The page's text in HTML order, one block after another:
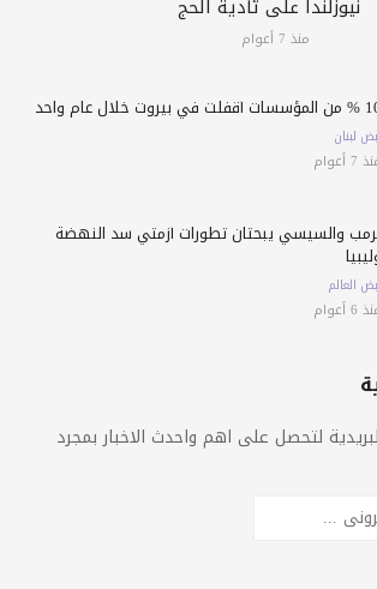
نيوزلندا على تأدية الحج
منذ 7 أعوام
خلال عام واحد
لبنان
أعوام
والسيسي يبحثان تطورات أزمتي سد النهضة
العالم
أعوام
لتحصل على اهم واحدث الاخبار بمجرد